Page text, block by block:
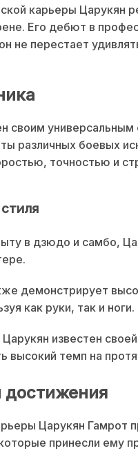
карьеры Царукян
Его дебют в
не перестает
своим
различных боевых
точностью и
в дзюдо и самбо,
демонстрирует
как руки, так и ноги.
Царукян известен
высокий темп на
Царукян Гамрот
принесли ему